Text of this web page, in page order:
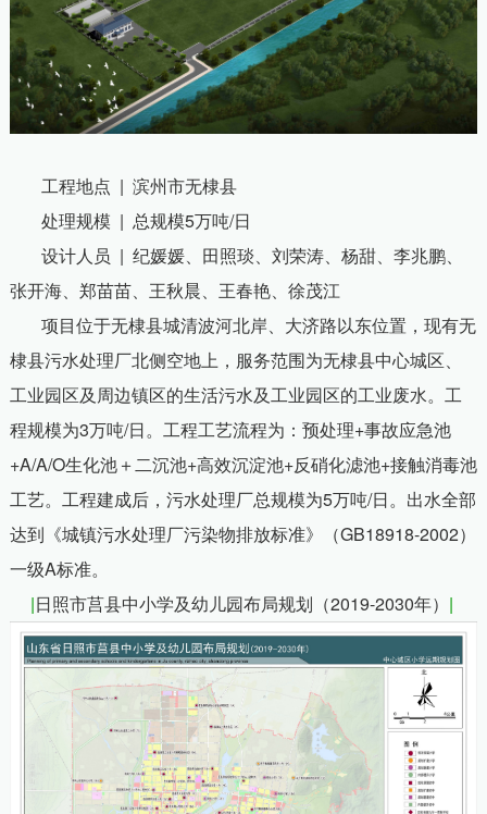
工程地点 | 滨州市无棣县
处理规模 | 总规模5万吨/日
设计人员 | 纪媛媛、田照琰、刘荣涛、杨甜、李兆鹏、
张开海、郑苗苗、王秋晨、王春艳、徐茂江
项目位于无棣县城清波河北岸、大济路以东位置，现有无
棣县污水处理厂北侧空地上，服务范围为无棣县中心城区、
工业园区及周边镇区的生活污水及工业园区的工业废水。工
程规模为3万吨/日。工程工艺流程为：预处理+事故应急池
+A/A/O生化池＋二沉池+高效沉淀池+反硝化滤池+接触消毒池
工艺。工程建成后，污水处理厂总规模为5万吨/日。出水全部
达到《城镇污水处理厂污染物排放标准》（GB18918-2002）
一级A标准。
|日照市莒县中小学及幼儿园布局规划（2019-2030年） |